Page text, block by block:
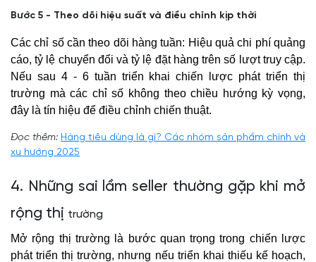
Bước 5 - Theo dõi hiệu suất và điều chỉnh kịp thời
Các chỉ số cần theo dõi hàng tuần: Hiệu quả chi phí quảng
cáo, tỷ lệ chuyển đổi và tỷ lệ đặt hàng trên số lượt truy cập.
Nếu sau 4 - 6 tuần triển khai chiến lược phát triển thị
trường mà các chỉ số không theo chiều hướng kỳ vọng,
đây là tín hiệu để điều chỉnh chiến thuật.
Đọc thêm: Hàng tiêu dùng là gì? Các nhóm sản phẩm chính và
xu hướng 2025
4. Những sai lầm seller thường gặp khi mở
rộng thị trường
Mở rộng thị trường là bước quan trọng trong chiến lược
phát triển thị trường, nhưng nếu triển khai thiếu kế hoạch,